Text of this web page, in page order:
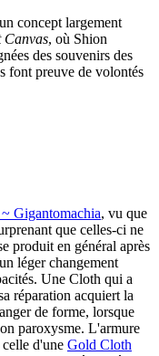
concept largement
Canvas, où Shion
des souvenirs des
font preuve de volontés
Gigantomachia, vu que
que celles-ci ne
produit en général après
léger changement
Une Cloth qui a
réparation acquiert la
de forme, lorsque
paroxysme. L'armure
celle d'une Gold Cloth